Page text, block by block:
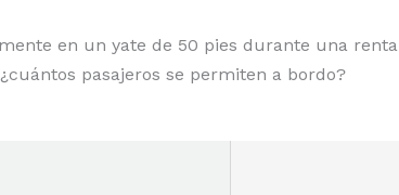
en un yate de 50 pies durante una
pasajeros se permiten a bordo?